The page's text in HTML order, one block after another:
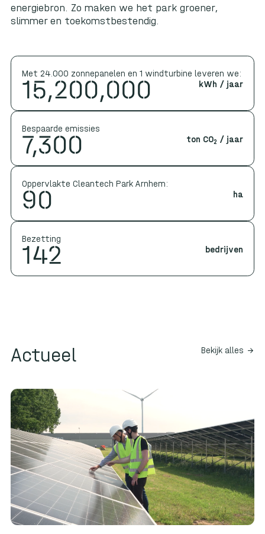
energiebron. Zo maken we het park groener,
slimmer en toekomstbestendig.
Met 24.000 zonnepanelen en 1 windturbine leveren we:
15,200,000 kWh / jaar
Bespaarde emissies
7,300 ton CO2 / jaar
Oppervlakte Cleantech Park Arnhem:
90 ha
Bezetting
142 bedrijven
Actueel Bekijk alles